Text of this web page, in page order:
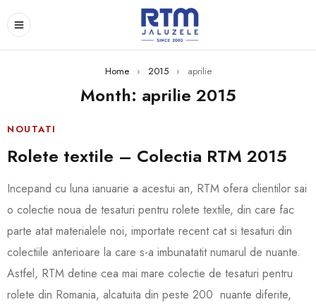
Home › 2015 › aprilie
Month: aprilie 2015
NOUTATI
Rolete textile – Colectia RTM 2015
Incepand cu luna ianuarie a acestui an, RTM ofera clientilor sai
o colectie noua de tesaturi pentru rolete textile, din care fac
parte atat materialele noi, importate recent cat si tesaturi din
colectiile anterioare la care s-a imbunatatit numarul de nuante.
Astfel, RTM detine cea mai mare colectie de tesaturi pentru
rolete din Romania, alcatuita din peste 200 nuante diferite,